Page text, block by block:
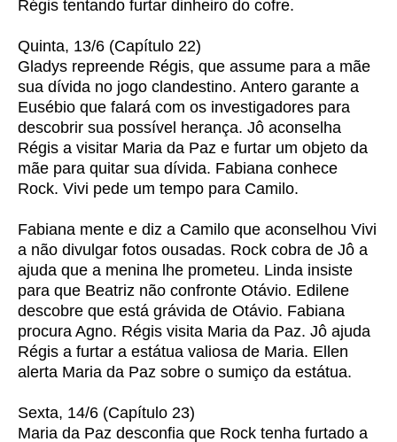
Régis tentando furtar dinheiro do cofre.
Quinta, 13/6 (Capítulo 22)
Gladys repreende Régis, que assume para a mãe
sua dívida no jogo clandestino. Antero garante a
Eusébio que falará com os investigadores para
descobrir sua possível herança. Jô aconselha
Régis a visitar Maria da Paz e furtar um objeto da
mãe para quitar sua dívida. Fabiana conhece
Rock. Vivi pede um tempo para Camilo.
Fabiana mente e diz a Camilo que aconselhou Vivi
a não divulgar fotos ousadas. Rock cobra de Jô a
ajuda que a menina lhe prometeu. Linda insiste
para que Beatriz não confronte Otávio. Edilene
descobre que está grávida de Otávio. Fabiana
procura Agno. Régis visita Maria da Paz. Jô ajuda
Régis a furtar a estátua valiosa de Maria. Ellen
alerta Maria da Paz sobre o sumiço da estátua.
Sexta, 14/6 (Capítulo 23)
Maria da Paz desconfia que Rock tenha furtado a